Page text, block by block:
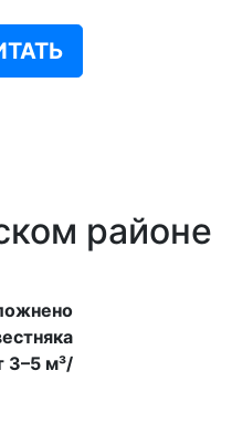
районе
3–5 м³/